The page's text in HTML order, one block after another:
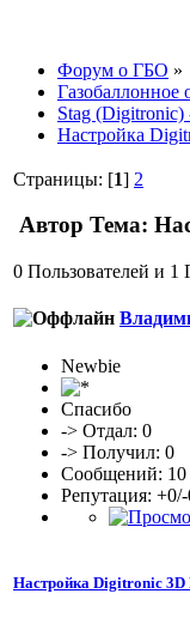
Форум о ГБО »
Газобаллонное
Stag
Настройка
Страницы: [1] 2
Автор Тема:
0 Пользователей и 1
Newbie
Спасибо
-> Отдал: 0
-> Получил: 0
Сообщений: 10
Репутация:
Настройка Digitronic 3D